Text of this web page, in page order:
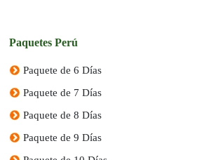
Paquetes Perú
Paquete de 6 Días
Paquete de 7 Días
Paquete de 8 Días
Paquete de 9 Días